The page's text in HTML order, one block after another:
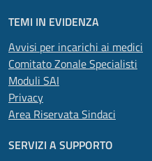
TEMI IN EVIDENZA
Avvisi per incarichi ai medici
Comitato Zonale Specialisti
Moduli SAI
Privacy
Area Riservata Sindaci
SERVIZI A SUPPORTO